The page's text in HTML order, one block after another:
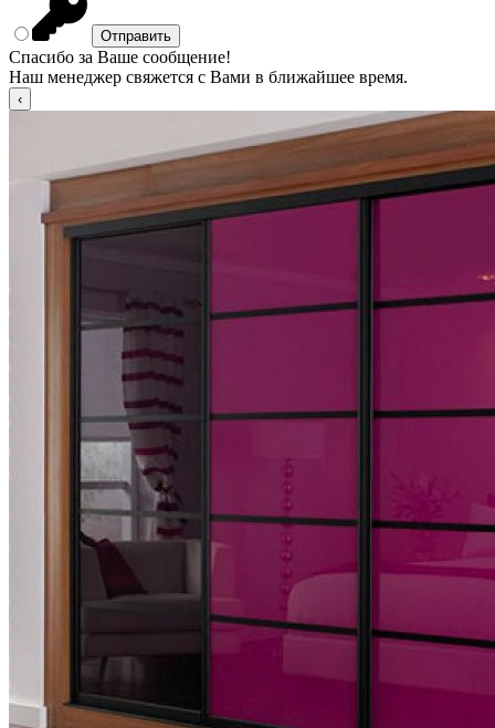
Спасибо за Ваше сообщение!
Наш менеджер свяжется с Вами в ближайшее время.